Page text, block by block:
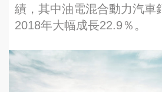
績，其中油電混合動力汽車
2018年大幅成長22.9％。